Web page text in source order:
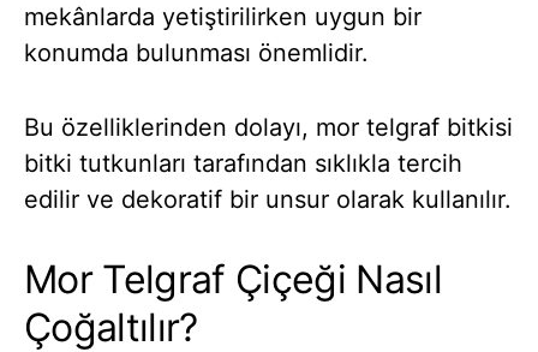
mekânlarda yetiştirilirken uygun bir
konumda bulunması önemlidir.
Bu özelliklerinden dolayı, mor telgraf bitkisi
bitki tutkunları tarafından sıklıkla tercih
edilir ve dekoratif bir unsur olarak kullanılır.
Mor Telgraf Çiçeği Nasıl
Çoğaltılır?